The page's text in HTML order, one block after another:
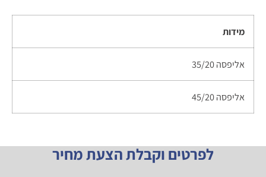
מידות
אליפסה 35/20
אליפסה 45/20
לפרטים וקבלת הצעת מחיר